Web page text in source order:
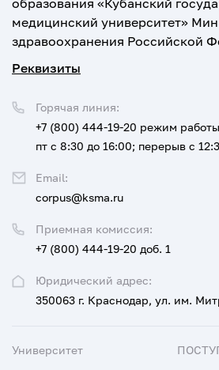
образования «Кубанский
медицинский университет»
здравоохранения Российской
Реквизиты
Юридический адрес:
350063 г. Краснодар, ул. им.
Приемная комиссия:
+7 (800) 444-19-20 доб. 1
Горячая линия:
+7 (800) 444-19-20 режим
пт с 8:30 до 16:00; перерыв с
Email:
corpus@ksma.ru
Университет